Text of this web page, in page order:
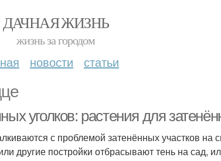
ДАЧНАЯ ЖИЗНЬ
жизнь за городом
новости статьи
уголков: растения для
с проблемой затенённых участков на
другие постройки отбрасывают тень на сад,